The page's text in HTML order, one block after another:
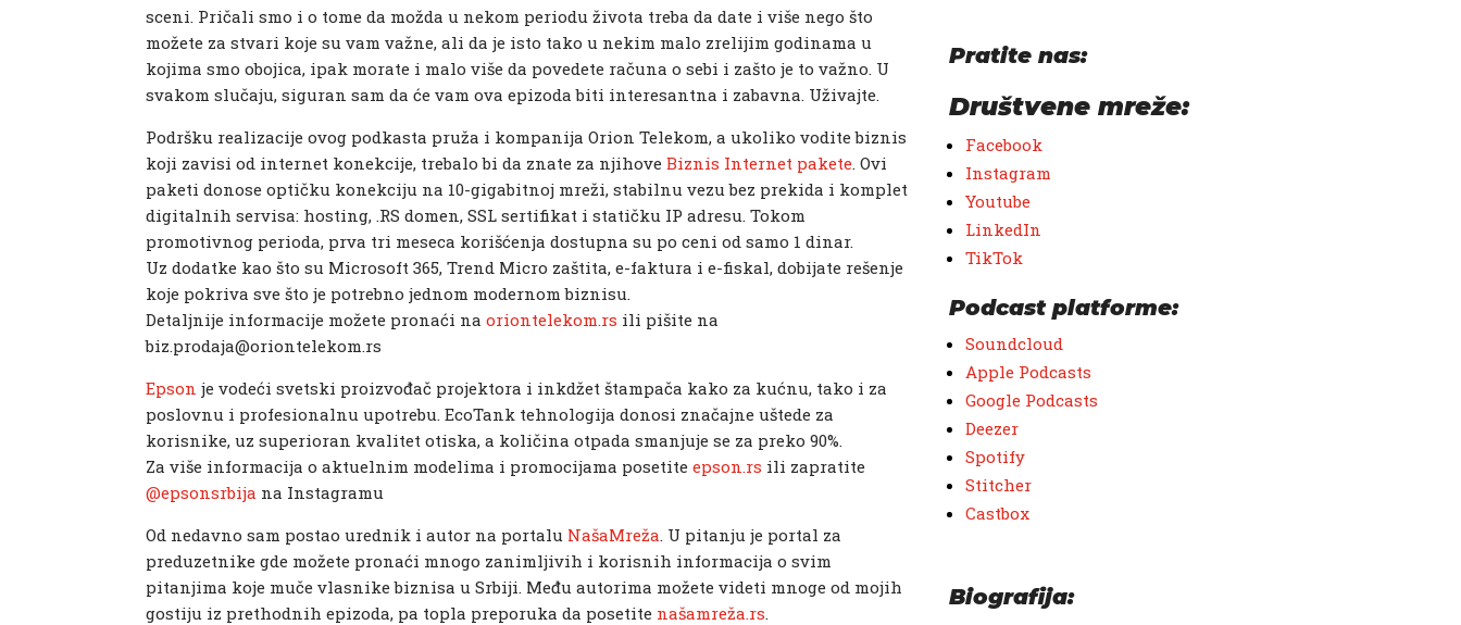
sceni. Pričali smo i o tome da možda u nekom periodu života treba da date i više nego što
možete za stvari koje su vam važne, ali da je isto tako u nekim malo zrelijim godinama u
kojima smo obojica, ipak morate i malo više da povedete računa o sebi i zašto je to važno. U
svakom slučaju, siguran sam da će vam ova epizoda biti interesantna i zabavna. Uživajte.
Podršku realizacije ovog podkasta pruža i kompanija Orion Telekom, a ukoliko vodite biznis
koji zavisi od internet konekcije, trebalo bi da znate za njihoveBiznis Internet pakete. Ovi
paketi donose optičku konekciju na 10-gigabitnoj mreži, stabilnu vezu bez prekida i komplet
digitalnih servisa: hosting, .RS domen, SSL sertifikat i statičku IP adresu. Tokom
promotivnog perioda, prva tri meseca korišćenja dostupna su po ceni od samo 1 dinar.
Uz dodatke kao što su Microsoft 365, Trend Micro zaštita, e-faktura i e-fiskal, dobijate rešenje
koje pokriva sve što je potrebno jednom modernom biznisu.
Detaljnije informacije možete pronaći naoriontelekom.rs ili pišite na
biz.prodaja@oriontelekom.rs
Epson je vodeći svetski proizvođač projektora i inkdžet štampača kako za kućnu, tako i za
poslovnu i profesionalnu upotrebu. EcoTank tehnologija donosi značajne uštede za
korisnike, uz superioran kvalitet otiska, a količina otpada smanjuje se za preko 90%.
Za više informacija o aktuelnim modelima i promocijama posetiteepson.rs ili zapratite
@epsonsrbija na Instagramu
Od nedavno sam postao urednik i autor na portalu NašaMreža. U pitanju je portal za
preduzetnike gde možete pronaći mnogo zanimljivih i korisnih informacija o svim
pitanjima koje muče vlasnike biznisa u Srbiji. Među autorima možete videti mnoge od mojih
gostiju iz prethodnih epizoda, pa topla preporuka da posetite našamreža.rs.
Pratite nas:
Društvene mreže:
Facebook
Instagram
Youtube
LinkedIn
TikTok
Podcast platforme:
Soundcloud
Apple Podcasts
Google Podcasts
Deezer
Spotify
Stitcher
Castbox
Biografija: